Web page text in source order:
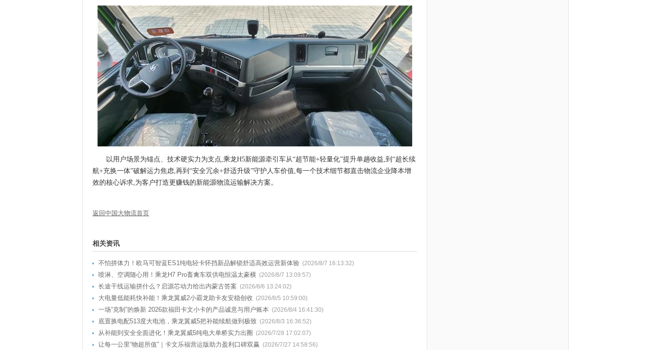
以用户场景为锚点、技术硬实力为支点,乘龙H5新能源牵引车从“超节能+轻量化”提升单趟收益,到“超长续
航+充换一体”破解运力焦虑,再到“安全冗余+舒适升级”守护人车价值,每一个技术细节都直击物流企业降本增
效的核心诉求,为客户打造更赚钱的新能源物流运输解决方案。
返回中国大物流首页
相关资讯
不怕拼体力！欧马可智蓝ES1纯电轻卡怀挡新品解锁舒适高效运营新体验 (2026/8/7 16:13:32)
喷淋、空调随心用！乘龙H7 Pro畜禽车双供电恒温太豪横 (2026/8/7 13:09:57)
长途干线运输拼什么？启源芯动力给出内蒙古答案 (2026/8/6 13:24:02)
大电量低能耗快补能！乘龙翼威2小霸龙助卡友安稳创收 (2026/8/5 10:59:00)
一场“克制”的焕新 2026款福田卡文小卡的产品诚意与用户账本 (2026/8/4 16:41:30)
底置换电配513度大电池，乘龙翼威5把补能续航做到极致 (2026/8/3 16:36:52)
从补能到安全全面进化！乘龙翼威5纯电大单桥实力出圈 (2026/7/28 17:02:07)
让每一公里“物超所值”｜卡文乐福营运版助力盈利口碑双赢 (2026/7/27 14:58:56)